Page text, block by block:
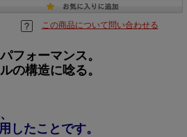
この商品について問い合わせる
フォーマンス。
の構造に唸る。
したことです。